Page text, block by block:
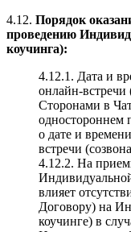
4.12. Порядок
проведению
коучинга):
4.12.1. Дата и
онлайн-встречи
Сторонами в
одностороннем
о дате и
встречи
4.12.2. На
влияет
Договору) на
коучинге) в